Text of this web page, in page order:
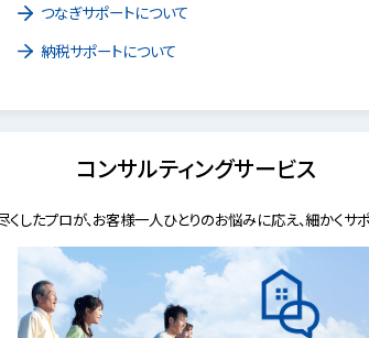
つなぎサポートについて
納税サポートについて
コンサルティングサービス
したプロが、お客様一人ひとりのお悩みに応え、細かくサ